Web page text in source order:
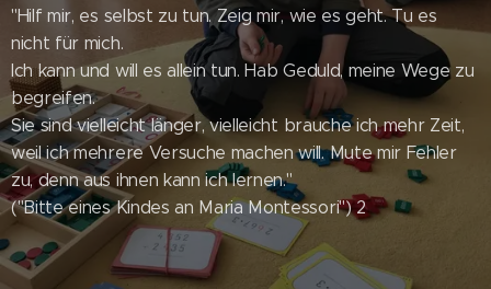
"Hilf mir, es selbst zu tun. Zeig mir, wie es geht. Tu es
nicht für mich.
Ich kann und will es allein tun. Hab Geduld, meine Wege zu
begreifen.
Sie sind vielleicht länger, vielleicht brauche ich mehr Zeit,
weil ich mehrere Versuche machen will. Mute mir Fehler
zu, denn aus ihnen kann ich lernen."
("Bitte eines Kindes an Maria Montessori") 2